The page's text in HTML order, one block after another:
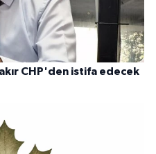
CHP'den istifa edecek